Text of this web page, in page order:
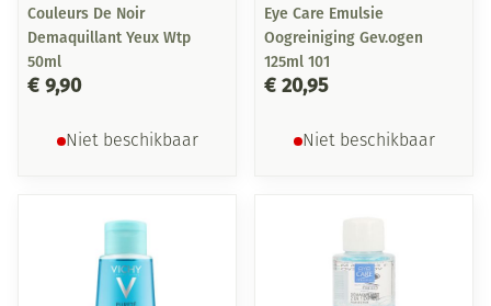
Couleurs De Noir
Demaquillant Yeux Wtp
50ml
€ 9,90
Niet beschikbaar
Eye Care Emulsie
Oogreiniging Gev.ogen
125ml 101
€ 20,95
Niet beschikbaar